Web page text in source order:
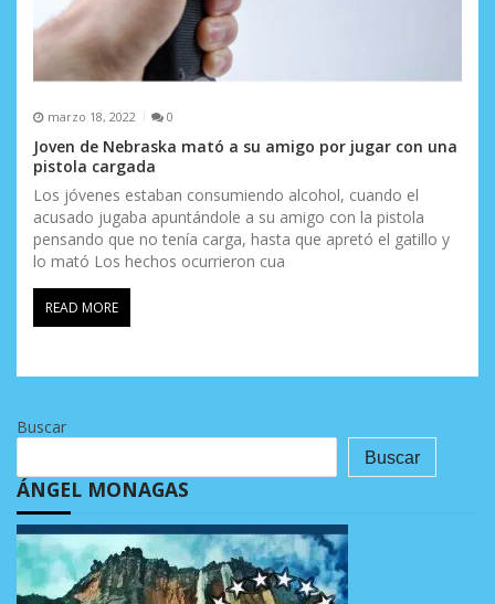
marzo 18, 2022 0
Joven de Nebraska mató a su amigo por jugar con una
pistola cargada
Los jóvenes estaban consumiendo alcohol, cuando el
acusado jugaba apuntándole a su amigo con la pistola
pensando que no tenía carga, hasta que apretó el gatillo y
lo mató Los hechos ocurrieron cua
READ MORE
Buscar
Buscar
ÁNGEL MONAGAS